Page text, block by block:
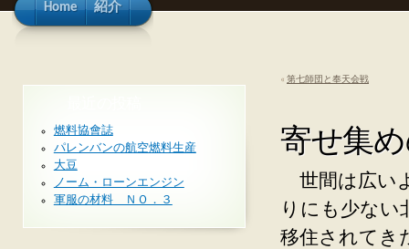
Home 紹介
« 第七師団と奉天会戦
寄せ集
世間は広い
りにも少ない
移住されてき
燃料協會誌
パレンバンの航空燃料生産
大豆
ノーム・ローンエンジン
軍服の材料 ＮＯ．３